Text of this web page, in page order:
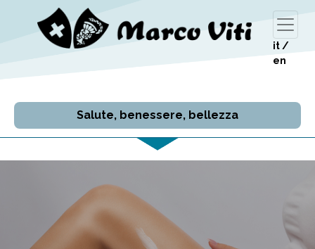
it /
en
Salute, benessere, bellezza